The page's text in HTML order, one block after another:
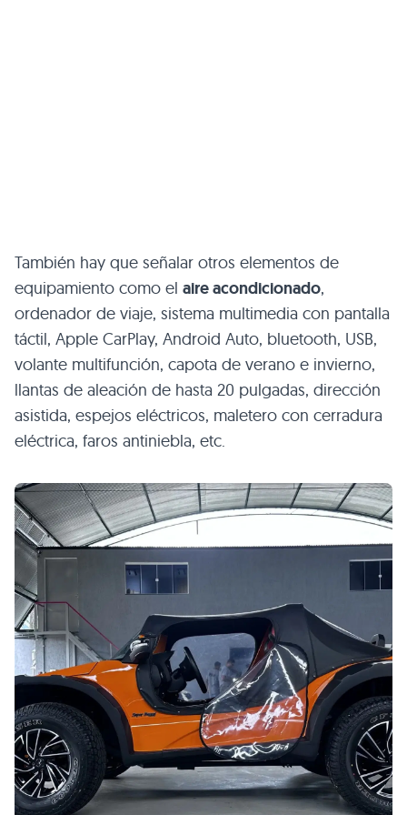
También hay que señalar otros elementos de
equipamiento como el aire acondicionado,
ordenador de viaje, sistema multimedia con pantalla
táctil, Apple CarPlay, Android Auto, bluetooth, USB,
volante multifunción, capota de verano e invierno,
llantas de aleación de hasta 20 pulgadas, dirección
asistida, espejos eléctricos, maletero con cerradura
eléctrica, faros antiniebla, etc.